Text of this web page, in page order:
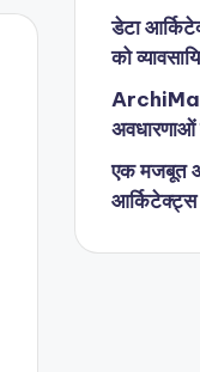
डेटा
को
एक मजबूत